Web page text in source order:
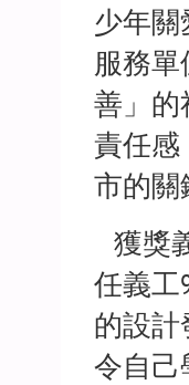
少年
服務
善」的
責任感
市的關
獲獎
任義工
的設
令自己